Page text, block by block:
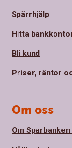
Spärrhjälp
Hitta
Bli kund
Priser, räntor
Om oss
Om